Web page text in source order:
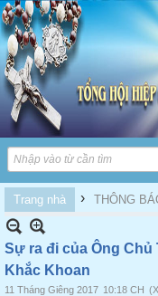
Trang nhà › THÔNG
Sự ra đi của Ông Chủ
Khắc Khoan
11 Tháng Giêng 2017 10:18 CH